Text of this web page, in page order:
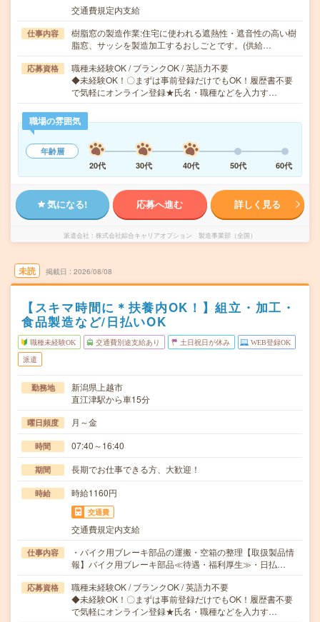
交通費規定内支給
仕事内容
樹脂窓の製造作業:住宅に使われる遮熱性・遮音性の高い樹
脂窓、サッシを製造加工するおしごとです。(供給…
応募資格
職種未経験OK / ブランクOK / 英語力不要
◆未経験OK！〇まずは事前登録だけでもOK！履歴書不要
で気軽にオンライン登録★氏名・職種などを入力す…
職場の雰囲気
年齢層
20代
30代 40代 50代 60代
気になる! 応募へ進む 詳しく見る
派遣会社 株式会社綜合キャリアオプション 製造事業部（全国）
未読 掲載日 2026/08/08
【スキマ時間に＊扶養内OK！】組立・加工・
食品製造など/日払いOK
職種未経験OK 交通費別途支給あり 土日祝日が休み WEB登録OK
派遣
勤務地
新潟県上越市
直江津駅から車15分
曜日頻度 月～金
時間 07:40～16:40
期間 長期でお仕事できる方、大歓迎！
時給 時給1160円
交通費
交通費規定内支給
仕事内容
・バイク用ブレーキ部品の運搬・空箱の整理【取扱製品情
報】バイク用ブレーキ部品≪待遇・福利厚生≫・日払…
応募資格
職種未経験OK / ブランクOK / 英語力不要
◆未経験OK！〇まずは事前登録だけでもOK！履歴書不要
で気軽にオンライン登録★氏名・職種などを入力す…